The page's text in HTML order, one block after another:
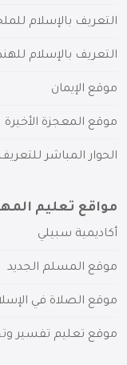
التعريف بالإسلام
التعريف بالإسلام
موقع الإيمان
موقع المعجزة الأخيرة
الحوار المباشر
مواقع تعليم
أكاديمية سبيلي
موقع المسلم الجديد
موقع الصلاة في
موقع تعليم تفسير